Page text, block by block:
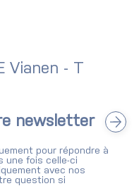
Vianen - T
newsletter
pour répondre à
une fois celle-ci
avec nos
question si